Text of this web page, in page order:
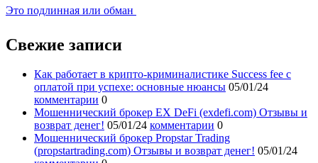
Это подлинная или обман
Свежие записи
Как работает в крипто-криминалистике Success fee с
оплатой при успехе: основные нюансы 05/01/24
комментарии 0
Мошеннический брокер EX DeFi (exdefi.com) Отзывы и
возврат денег! 05/01/24 комментарии 0
Мошеннический брокер Propstar Trading
(propstartrading.com) Отзывы и возврат денег! 05/01/24